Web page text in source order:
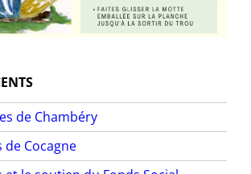
de Chambéry
de Cocagne